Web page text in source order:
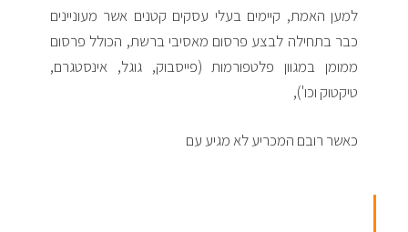
למען האמת, קיימים בעלי עסקים קטנים אשר מעוניינים
כבר בתחילה לבצע פרסום מאסיבי ברשת, הכולל פרסום
ממומן במגוון פלטפורמות (פייסבוק, גוגל, אינסטגרם,
טיקטוק וכו'),
כאשר רובם המכריע לא מגיע עם